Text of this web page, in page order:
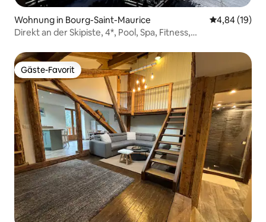
Wohnung in Bourg-Saint-Maurice
4,84 (19)
Direkt an der Skipiste, 4*, Pool, Spa, Fitness,
Gäste-Favorit
Gäste-Favorit